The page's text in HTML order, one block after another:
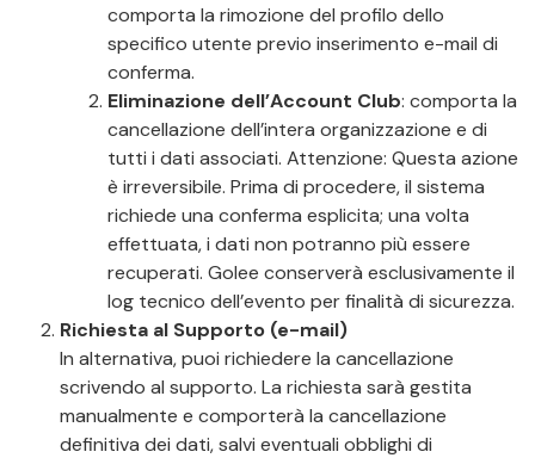
comporta la rimozione del profilo dello
specifico utente previo inserimento e-mail di
conferma.
Eliminazione dell’Account Club: comporta la
cancellazione dell’intera organizzazione e di
tutti i dati associati. Attenzione: Questa azione
è irreversibile. Prima di procedere, il sistema
richiede una conferma esplicita; una volta
effettuata, i dati non potranno più essere
recuperati. Golee conserverà esclusivamente il
log tecnico dell’evento per finalità di sicurezza.
Richiesta al Supporto (e-mail)
In alternativa, puoi richiedere la cancellazione
scrivendo al supporto. La richiesta sarà gestita
manualmente e comporterà la cancellazione
definitiva dei dati, salvi eventuali obblighi di